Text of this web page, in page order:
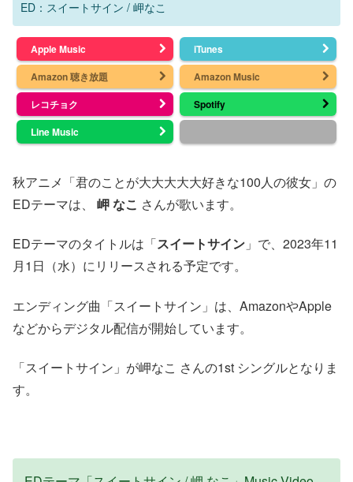
ED：スイートサイン / 岬なこ
Apple Music
iTunes
Amazon 聴き放題
Amazon Music
レコチョク
Spotify
Line Music
秋アニメ「君のことが大大大大大好きな100人の彼女」の
EDテーマは、 岬 なこ さんが歌います。
EDテーマのタイトルは「スイートサイン 」で、2023年11
月1日（水）にリリースされる予定です。
エンディング曲「スイートサイン」は、AmazonやApple
などからデジタル配信が開始しています。
「スイートサイン」が岬なこ さんの1st シングルとなりま
す。